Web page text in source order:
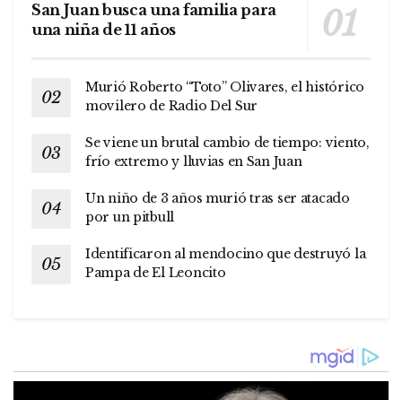
San Juan busca una familia para
una niña de 11 años
Murió Roberto “Toto” Olivares, el histórico
movilero de Radio Del Sur
Se viene un brutal cambio de tiempo: viento,
frío extremo y lluvias en San Juan
Un niño de 3 años murió tras ser atacado
por un pitbull
Identificaron al mendocino que destruyó la
Pampa de El Leoncito